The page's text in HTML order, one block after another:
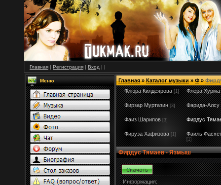
Главная | Регистрация | Вход | |
Меню Главная»Каталог музыки»Ф»
Флюра Килдеярова [1] Флера
Фирзар Муртазин [3] Фарида-Алсу
Фаиз Шарипов [3] Фирдус
Фируза Хафизова [1] Фаиль
[1]
Фирдус Тямаев - Язмыш
Информация: